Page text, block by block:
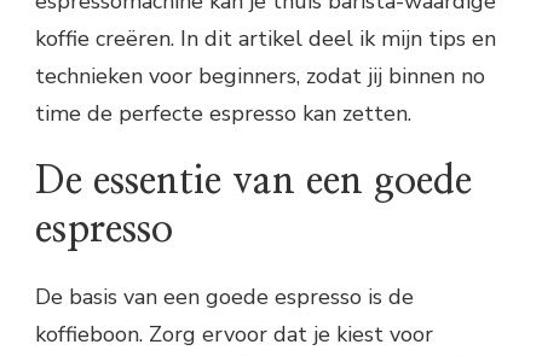
koffie creëren. In dit artikel deel ik mijn tips en
technieken voor beginners, zodat jij binnen no
time de perfecte espresso kan zetten.
De essentie van een goede
espresso
De basis van een goede espresso is de
koffieboon. Zorg ervoor dat je kiest voor